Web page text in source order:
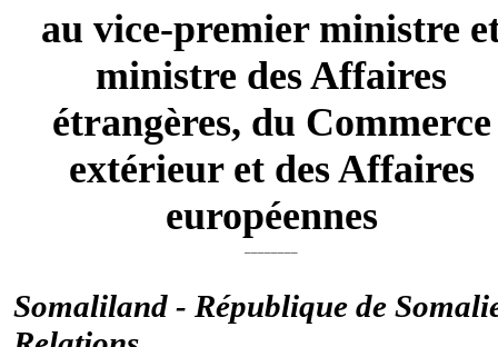
au vice-premier ministre
ministre des Affaires
étrangères, du Commerce
extérieur et des Affaires
européennes
Somaliland - République de